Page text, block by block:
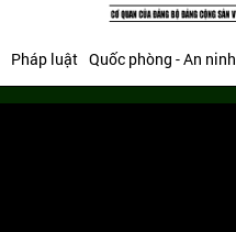
Pháp luật Quốc phòng - An ninh